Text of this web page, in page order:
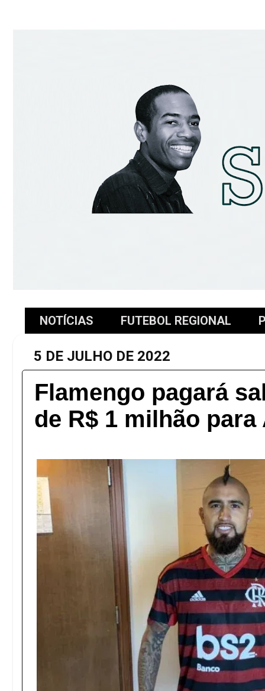
NOTÍCIAS FUTEBOL REGIONAL
5 DE JULHO DE 2022
Flamengo pagará
de R$ 1 milhão